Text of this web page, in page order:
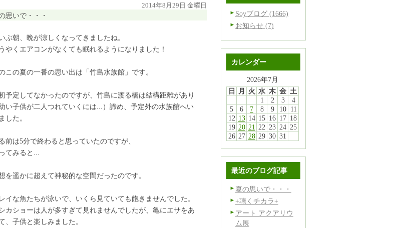
2014年8月29日 金曜日
思いで・・・
ぶ朝、晩が涼しくなってきましたね。
やくエアコンがなくても眠れるようになりました！
この夏の一番の思い出は「竹島水族館」です。
予定してなかったのですが、竹島に渡る橋は結構距離があり
幼い子供が二人つれていくには...）諦め、予定外の水族館へい
した。
前は5分で終わると思っていたのですが、
てみると...
を遥かに超えて神秘的な空間だったのです。
イな魚たちが泳いで、いくら見ていても飽きませんでした。
カショーは人が多すぎて見れませんでしたが、亀にエサをあ
、子供と楽しみました。
Soyブログ (1666)
お知らせ (7)
カレンダー
2026年7月
日
月 火 水 木 金 土
1
2 3
4
5
6 7 8 9 10 11
12 13 14 15 16 17 18
19 20 21 22 23 24 25
26 27 28 29 30 31
最近のブログ記事
夏の思いで・・・
+聴くチカラ+
アート アクアリウ
ム展